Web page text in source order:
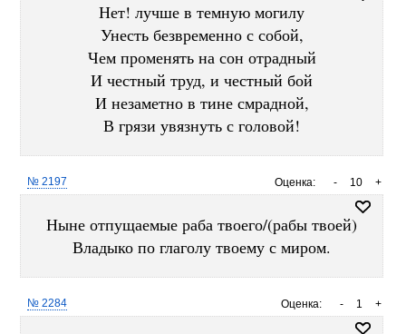
Нет! лучше в темную могилу
Унесть безвременно с собой,
Чем променять на сон отрадный
И честный труд, и честный бой
И незаметно в тине смрадной,
В грязи увязнуть с головой!
Оценка: +
10
-
№ 2197
Ныне отпущаемые раба твоего/(рабы твоей)
Владыко по глаголу твоему с миром.
Оценка: +
1
-
№ 2284